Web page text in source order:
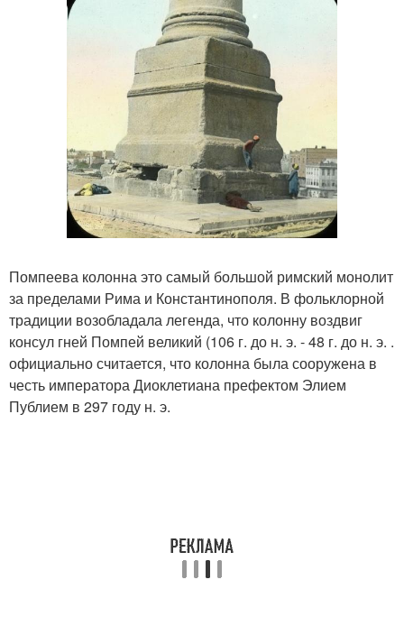
Помпеева колонна это самый большой римский монолит
за пределами Рима и Константинополя. В фольклорной
традиции возобладала легенда, что колонну воздвиг
консул гней Помпей великий (106 г. до н. э. - 48 г. до н. э. .
официально считается, что колонна была сооружена в
честь императора Диоклетиана префектом Элием
Публием в 297 году н. э.